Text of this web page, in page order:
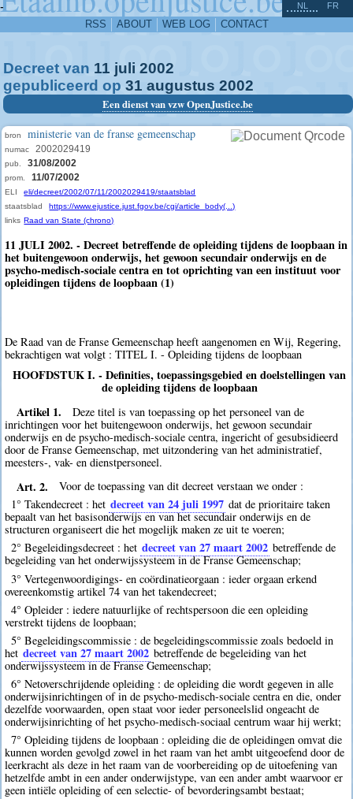
-
RSS ABOUT WEB LOG CONTACT
NL FR
Decreet van 11 juli 2002
gepubliceerd op 31 augustus 2002
Een dienst van vzw OpenJustice.be
bron ministerie van de franse gemeenschap
numac 2002029419
pub. 31/08/2002
prom. 11/07/2002
ELI
eli/decreet/2002/07/11/2002029419/staatsblad
staatsblad
https://www.ejustice.just.fgov.be/cgi/article_body(...)
links Raad van State (chrono)
11 JULI 2002. - Decreet betreffende de opleiding tijdens de loopbaan in
het buitengewoon onderwijs, het gewoon secundair onderwijs en de
psycho-medisch-sociale centra en tot oprichting van een instituut voor
opleidingen tijdens de loopbaan (1)
De Raad van de Franse Gemeenschap heeft aangenomen en Wij, Regering,
bekrachtigen wat volgt : TITEL I. - Opleiding tijdens de loopbaan
HOOFDSTUK I. - Definities, toepassingsgebied en doelstellingen van
de opleiding tijdens de loopbaan
Artikel 1.
Deze titel is van toepassing op het personeel van de
inrichtingen voor het buitengewoon onderwijs, het gewoon secundair
onderwijs en de psycho-medisch-sociale centra, ingericht of gesubsidieerd
door de Franse Gemeenschap, met uitzondering van het administratief,
meesters-, vak- en dienstpersoneel.
Art. 2.
Voor de toepassing van dit decreet verstaan we onder :
1° Takendecreet : het decreet van 24 juli 1997 dat de prioritaire taken
bepaalt van het basisonderwijs en van het secundair onderwijs en de
structuren organiseert die het mogelijk maken ze uit te voeren;
2° Begeleidingsdecreet : het decreet van 27 maart 2002 betreffende de
begeleiding van het onderwijssysteem in de Franse Gemeenschap;
3° Vertegenwoordigings- en coördinatieorgaan : ieder orgaan erkend
overeenkomstig artikel 74 van het takendecreet;
4° Opleider : iedere natuurlijke of rechtspersoon die een opleiding
verstrekt tijdens de loopbaan;
5° Begeleidingscommissie : de begeleidingscommissie zoals bedoeld in
het decreet van 27 maart 2002 betreffende de begeleiding van het
onderwijssysteem in de Franse Gemeenschap;
6° Netoverschrijdende opleiding : de opleiding die wordt gegeven in alle
onderwijsinrichtingen of in de psycho-medisch-sociale centra en die, onder
dezelfde voorwaarden, open staat voor ieder personeelslid ongeacht de
onderwijsinrichting of het psycho-medisch-sociaal centrum waar hij werkt;
7° Opleiding tijdens de loopbaan : opleiding die de opleidingen omvat die
kunnen worden gevolgd zowel in het raam van het ambt uitgeoefend door de
leerkracht als deze in het raam van de voorbereiding op de uitoefening van
hetzelfde ambt in een ander onderwijstype, van een ander ambt waarvoor er
geen intiële opleiding of een selectie- of bevorderingsambt bestaat;
^